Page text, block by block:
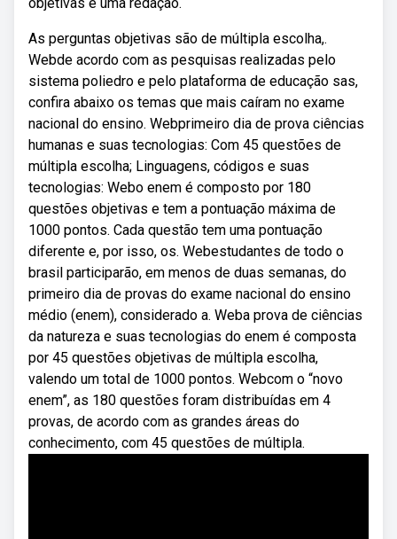
As perguntas objetivas são de múltipla escolha,.
Webde acordo com as pesquisas realizadas pelo
sistema poliedro e pelo plataforma de educação sas,
confira abaixo os temas que mais caíram no exame
nacional do ensino. Webprimeiro dia de prova ciências
humanas e suas tecnologias: Com 45 questões de
múltipla escolha; Linguagens, códigos e suas
tecnologias: Webo enem é composto por 180
questões objetivas e tem a pontuação máxima de
1000 pontos. Cada questão tem uma pontuação
diferente e, por isso, os. Webestudantes de todo o
brasil participarão, em menos de duas semanas, do
primeiro dia de provas do exame nacional do ensino
médio (enem), considerado a. Weba prova de ciências
da natureza e suas tecnologias do enem é composta
por 45 questões objetivas de múltipla escolha,
valendo um total de 1000 pontos. Webcom o “novo
enem”, as 180 questões foram distribuídas em 4
provas, de acordo com as grandes áreas do
conhecimento, com 45 questões de múltipla.